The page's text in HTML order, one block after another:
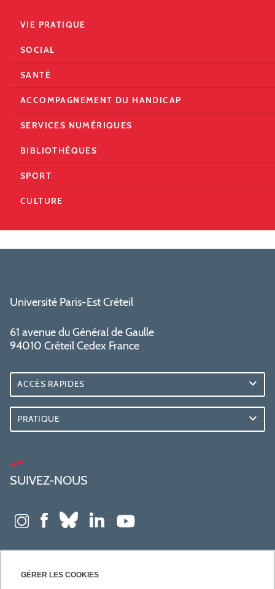
GÉRER LES COOKIES
VIE PRATIQUE
SOCIAL
SANTÉ
ACCOMPAGNEMENT DU HANDICAP
SERVICES NUMÉRIQUES
BIBLIOTHÈQUES
SPORT
CULTURE
Université Paris-Est Créteil
61 avenue du Général de Gaulle
94010 Créteil Cedex France
ACCÈS RAPIDES
PRATIQUE
SUIVEZ-NOUS